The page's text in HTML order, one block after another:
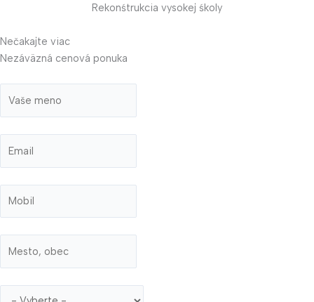
Rekonśtrukcia vysokej śkoly
Nečakajte viac
Nezáväzná cenová ponuka